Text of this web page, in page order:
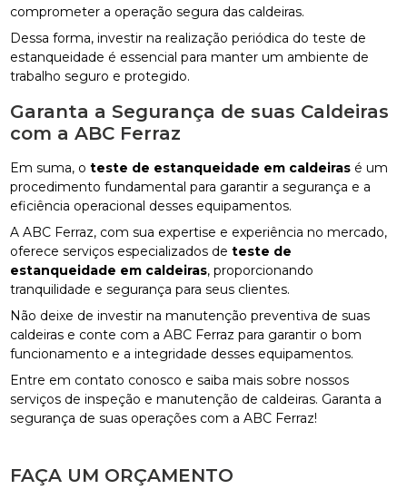
comprometer a operação segura das caldeiras.
Dessa forma, investir na realização periódica do teste de
estanqueidade é essencial para manter um ambiente de
trabalho seguro e protegido.
Garanta a Segurança de suas Caldeiras
com a ABC Ferraz
Em suma, oteste de estanqueidade em caldeiras é um
procedimento fundamental para garantir a segurança e a
eficiência operacional desses equipamentos.
A ABC Ferraz, com sua expertise e experiência no mercado,
oferece serviços especializados deteste de
estanqueidade em caldeiras, proporcionando
tranquilidade e segurança para seus clientes.
Não deixe de investir na manutenção preventiva de suas
caldeiras e conte com a ABC Ferraz para garantir o bom
funcionamento e a integridade desses equipamentos.
Entre em contato conosco e saiba mais sobre nossos
serviços de inspeção e manutenção de caldeiras. Garanta a
segurança de suas operações com a ABC Ferraz!
FAÇA UM ORÇAMENTO